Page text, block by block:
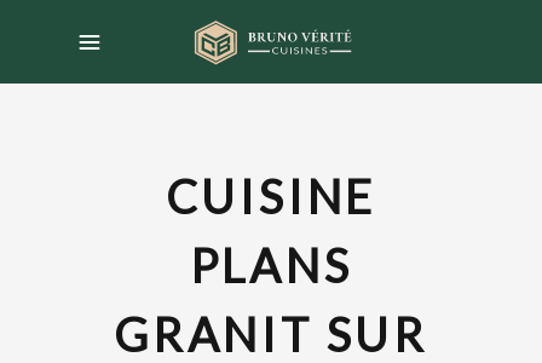
CUISINE
PLANS
GRANIT SUR